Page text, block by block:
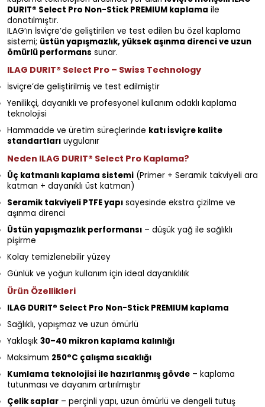
DURIT® Select Pro Non-Stick PREMIUM kaplama ile
donatılmıştır.
ILAG’ın İsviçre’de geliştirilen ve test edilen bu özel kaplama
sistemi; üstün yapışmazlık, yüksek aşınma direnci ve uzun
ömürlü performans sunar.
ILAG DURIT® Select Pro – Swiss Technology
İsviçre’de geliştirilmiş ve test edilmiştir
Yenilikçi, dayanıklı ve profesyonel kullanım odaklı kaplama
teknolojisi
Hammadde ve üretim süreçlerinde katı İsviçre kalite
standartları uygulanır
Neden ILAG DURIT® Select Pro Kaplama?
Üç katmanlı kaplama sistemi (Primer + Seramik takviyeli ara
katman + dayanıklı üst katman)
Seramik takviyeli PTFE yapı sayesinde ekstra çizilme ve
aşınma direnci
Üstün yapışmazlık performansı – düşük yağ ile sağlıklı
pişirme
Kolay temizlenebilir yüzey
Günlük ve yoğun kullanım için ideal dayanıklılık
Ürün Özellikleri
ILAG DURIT® Select Pro Non-Stick PREMIUM kaplama
Sağlıklı, yapışmaz ve uzun ömürlü
Yaklaşık 30–40 mikron kaplama kalınlığı
Maksimum 250°C çalışma sıcaklığı
Kumlama teknolojisi ile hazırlanmış gövde – kaplama
tutunması ve dayanım artırılmıştır
Çelik saplar – perçinli yapı, uzun ömürlü ve dengeli tutuş